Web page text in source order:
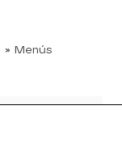
» Menús